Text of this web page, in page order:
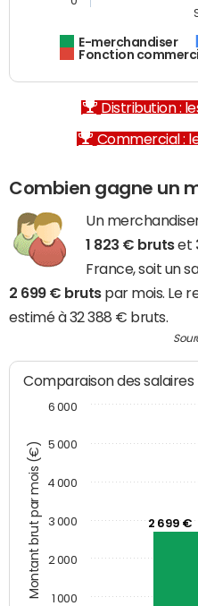
E-merchandiser
Fonction
Distribution :
Commercial :
Combien gagne un
Un
1 823 € brutset
France, soit un
2 699 € brutspar mois. Le
estimé à 32 388 € bruts.
Montant brut par mois (€)
Comparaison des
2 699 €
1 000
2 000
3 000
4 000
5 000
6 000